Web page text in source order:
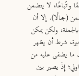
واتّباعًا، لا يتضمن
(جمالًا). إلا أن
ولكن يمكن
شرط أن يظهر
ما يضفي عليه من
إِذْ يصير بين